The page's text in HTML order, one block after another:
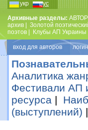
укр рус
Архивные разделы:
архив
Золотой
поэтов
Клубы АП Украины
вход для авторов
Аналитика
Фестивали АП
ресурса |
(выступлений)